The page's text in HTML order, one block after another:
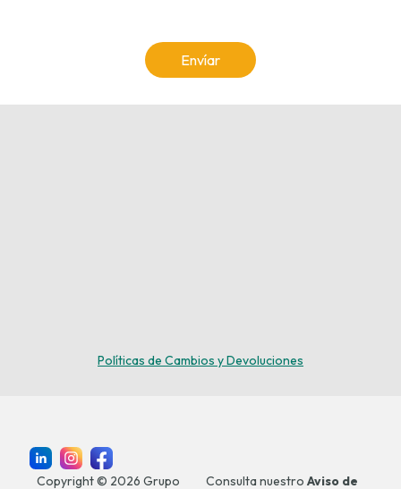
Envíar
Políticas de Cambios y Devoluciones
Copyright © 2026 Grupo Consulta nuestro Aviso de